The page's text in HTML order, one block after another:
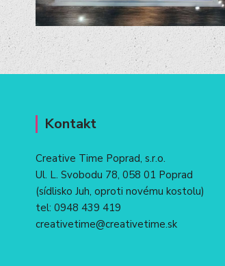
Kontakt
Creative Time Poprad, s.r.o.
Ul. L. Svobodu 78, 058 01 Poprad
(sídlisko Juh, oproti novému kostolu)
tel: 0948 439 419
creativetime@creativetime.sk